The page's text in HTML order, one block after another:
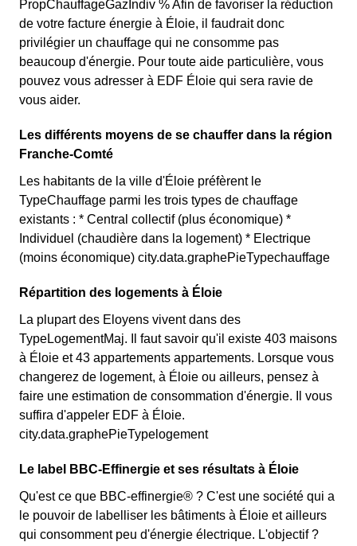
PropChauffageGazIndiv % Afin de favoriser la réduction
de votre facture énergie à Éloie, il faudrait donc
privilégier un chauffage qui ne consomme pas
beaucoup d'énergie. Pour toute aide particulière, vous
pouvez vous adresser à EDF Éloie qui sera ravie de
vous aider.
Les différents moyens de se chauffer dans la région
Franche-Comté
Les habitants de la ville d'Éloie préfèrent le
TypeChauffage parmi les trois types de chauffage
existants : * Central collectif (plus économique) *
Individuel (chaudière dans la logement) * Electrique
(moins économique) city.data.graphePieTypechauffage
Répartition des logements à Éloie
La plupart des Eloyens vivent dans des
TypeLogementMaj. Il faut savoir qu'il existe 403 maisons
à Éloie et 43 appartements appartements. Lorsque vous
changerez de logement, à Éloie ou ailleurs, pensez à
faire une estimation de consommation d'énergie. Il vous
suffira d'appeler EDF à Éloie.
city.data.graphePieTypelogement
Le label BBC-Effinergie et ses résultats à Éloie
Qu'est ce que BBC-effinergie® ? C'est une société qui a
le pouvoir de labelliser les bâtiments à Éloie et ailleurs
qui consomment peu d'énergie électrique. L'objectif ?